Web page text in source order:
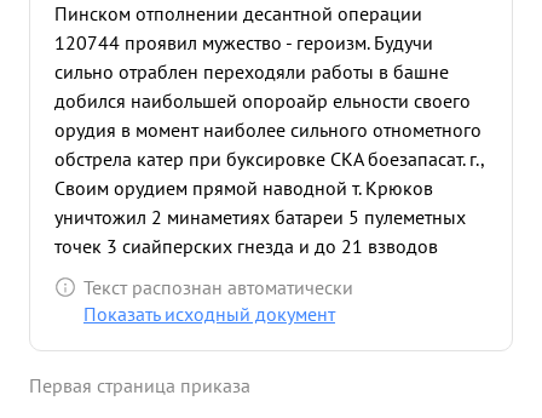
Пинском отполнении десантной операции
120744 проявил мужество - героизм. Будучи
сильно отраблен переходяли работы в башне
добился наибольшей опороайр ельности своего
орудия в момент наиболее сильного отнометного
обстрела катер при буксировке СКА боезапасат. г.,
Своим орудием прямой наводной т. Крюков
уничтожил 2 минаметиях батареи 5 пулеметных
точек 3 сиайперских гнезда и до 21 взводов
нехоты то подавил одну тинбатарею, чем
обеспечил выполнение катером поставленной
гру зить рашитх на борт, еще не пришед числа в
Текст распознан автоматически
Показать исходный документ
Первая страница приказа